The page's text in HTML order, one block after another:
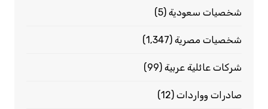
شخصيات سعودية(5)
شخصيات مصرية(1٬347)
شركات عائلية عربية(99)
صادرات وواردات(12)